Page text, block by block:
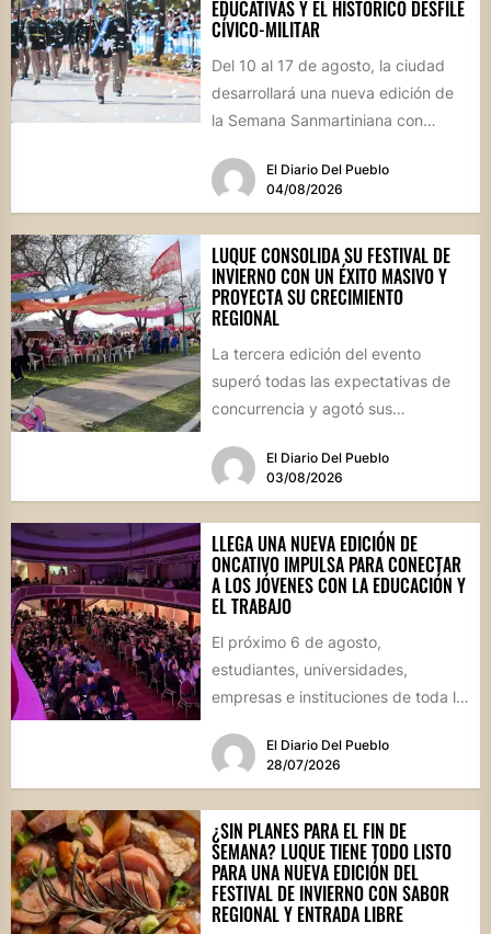
EDUCATIVAS Y EL HISTÓRICO DESFILE
CÍVICO-MILITAR
Del 10 al 17 de agosto, la ciudad
desarrollará una nueva edición de
la Semana Sanmartiniana con
El Diario Del Pueblo
04/08/2026
LUQUE CONSOLIDA SU FESTIVAL DE
INVIERNO CON UN ÉXITO MASIVO Y
PROYECTA SU CRECIMIENTO
REGIONAL
La tercera edición del evento
superó todas las expectativas de
concurrencia y agotó sus
marco, el...El Diario Del Pueblo
03/08/2026
LLEGA UNA NUEVA EDICIÓN DE
ONCATIVO IMPULSA PARA CONECTAR
A LOS JÓVENES CON LA EDUCACIÓN Y
EL TRABAJO
El próximo 6 de agosto,
estudiantes, universidades,
empresas e instituciones de toda la
que...
El Diario Del Pueblo
28/07/2026
¿SIN PLANES PARA EL FIN DE
SEMANA? LUQUE TIENE TODO LISTO
PARA UNA NUEVA EDICIÓN DEL
FESTIVAL DE INVIERNO CON SABOR
REGIONAL Y ENTRADA LIBRE